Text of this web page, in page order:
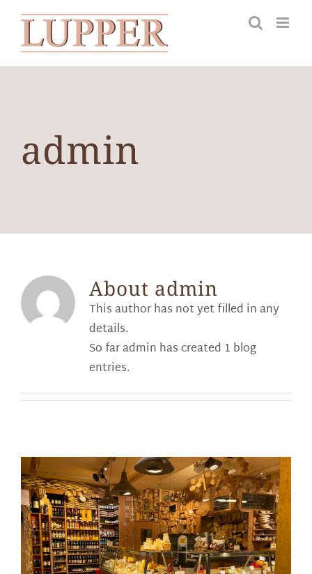
Skip
content
admin
About admin
This author has not yet filled in any
details.
So far admin has created 1 blog
entries.